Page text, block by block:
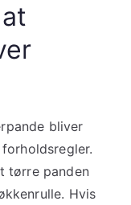
bliver
tørre panden
Hvis